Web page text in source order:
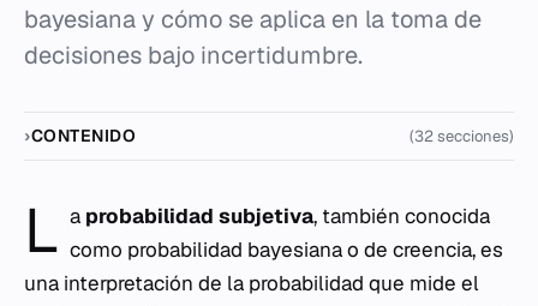
bayesiana y cómo se aplica en la toma de
decisiones bajo incertidumbre.
CONTENIDO (32 secciones)
L a probabilidad subjetiva, también conocida
como probabilidad bayesiana o de creencia, es
una interpretación de la probabilidad que mide el